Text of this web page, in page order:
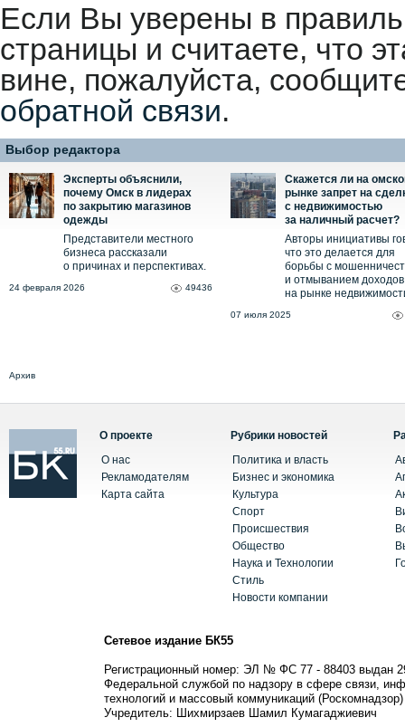
Если Вы уверены в
страницы и считаете, что
вине, пожалуйста,
обратной связи.
Выбор редактора
Эксперты объяснили,
почему Омск в лидерах
по закрытию магазинов
одежды
Представители местного
бизнеса рассказали
о причинах и перспективах.
24 февраля 2026 49436
Скажется ли на
рынке запрет на
с недвижимостью
за наличный расчет?
Авторы инициативы
что это делается для
борьбы с
и отмыванием доходов
на рынке
07 июля 2025
Архив
О проекте
О нас
Рекламодателям
Карта сайта
Рубрики новостей
Политика и власть
Бизнес и экономика
Культура
Спорт
Происшествия
Общество
Наука и Технологии
Стиль
Новости компании
Сетевое издание БК55
Регистрационный номер: ЭЛ № ФС 77 - 88403 выдан
Федеральной службой по надзору в сфере связи,
технологий и массовый коммуникаций (Роскомнадзор)
Учредитель: Шихмирзаев Шамил Кумагаджиевич